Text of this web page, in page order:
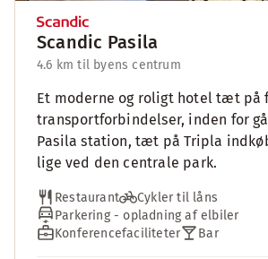
Scandic Pasila
4.6 km til byens centrum
Et moderne og roligt hotel tæt på
transportforbindelser, inden for
Pasila station, tæt på Tripla
lige ved den centrale park.
Restaurant
Cykler til låns
Parkering - opladning af elbiler
Konferencefaciliteter
Bar